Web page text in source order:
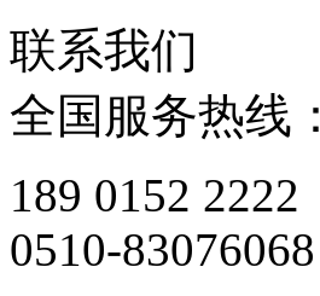
联系我们
全国服务热线：
189 0152 2222
0510-83076068